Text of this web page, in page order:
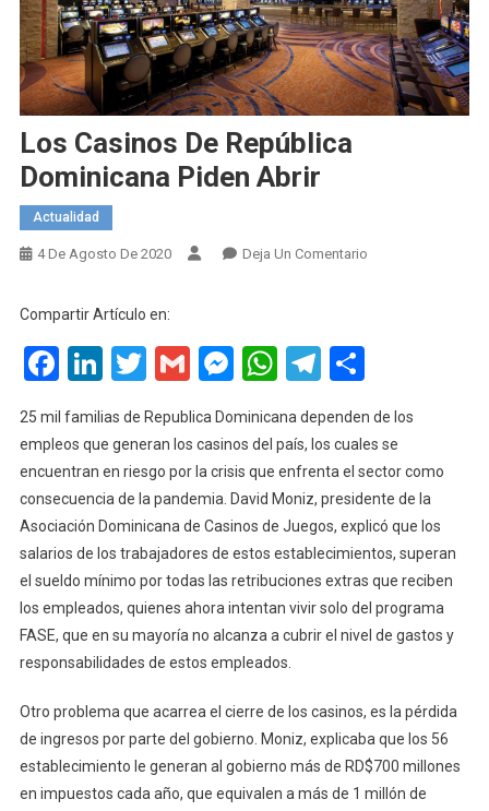
Los Casinos De República
Dominicana Piden Abrir
Actualidad
4 De Agosto De 2020 Deja Un ComentarioEn
Compartir Artículo en:
Facebook
LinkedIn
Twitter
GmailMessenger
WhatsApp
Telegram
25 mil familias de Republica Dominicana dependen de los
empleos que generan los casinos del país, los cuales se
encuentran en riesgo por la crisis que enfrenta el sector como
consecuencia de la pandemia. David Moniz, presidente de la
Asociación Dominicana de Casinos de Juegos, explicó que los
salarios de los trabajadores de estos establecimientos, superan
el sueldo mínimo por todas las retribuciones extras que reciben
los empleados, quienes ahora intentan vivir solo del programa
FASE, que en su mayoría no alcanza a cubrir el nivel de gastos y
responsabilidades de estos empleados.
Otro problema que acarrea el cierre de los casinos, es la pérdida
de ingresos por parte del gobierno. Moniz, explicaba que los 56
establecimiento le generan al gobierno más de RD$700 millones
en impuestos cada año, que equivalen a más de 1 millón de